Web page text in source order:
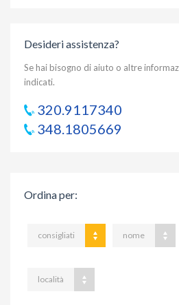
Desideri assistenza?
Se hai bisogno di aiuto o altre
indicati.
320.9117340
348.1805669
Ordina per:
consigliati nome
località